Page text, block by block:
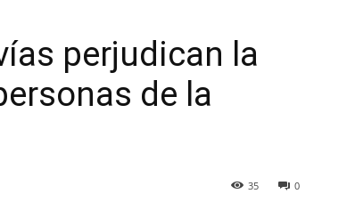
perjudican la
de la
0
35